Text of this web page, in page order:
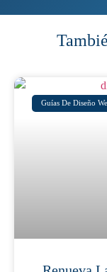
Guías De Diseño